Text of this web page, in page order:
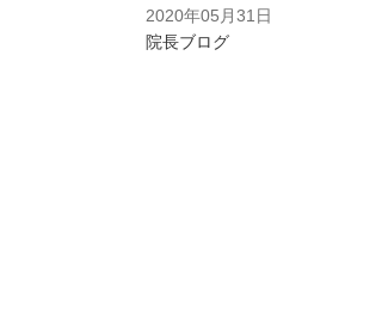
2020年05月31日
院長ブログ